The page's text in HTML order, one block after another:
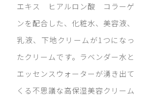
エキス ヒアルロン酸 コラーゲ
ンを配合した、化粧水、美容液、
乳液、下地クリームが1つになっ
たクリームです。ラベンダー水と
エッセンスウォーターが湧き出て
くる不思議な高保湿美容クリーム